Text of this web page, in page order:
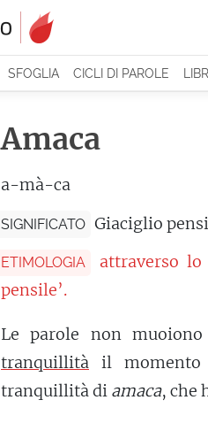
SFOGLIA CICLI DI PAROLE
Amaca
a-mà-ca
SIGNIFICATO Giaciglio
ETIMOLOGIA attraverso lo
pensile’.
Le parole non
tranquillità il momento
tranquillità di amaca, che